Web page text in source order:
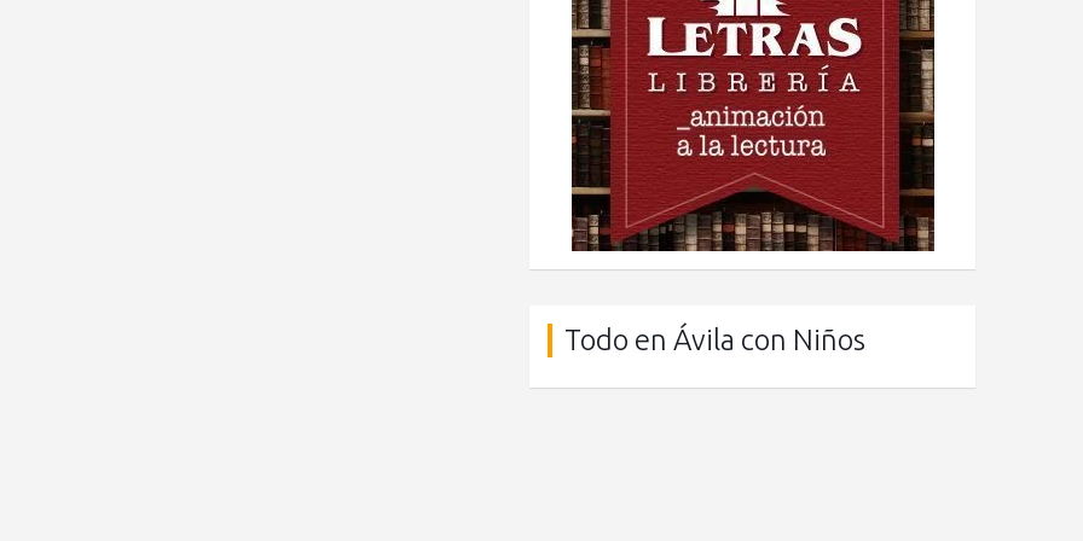
Todo en Ávila con Niños